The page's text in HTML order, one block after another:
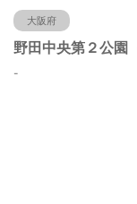
大阪府
-